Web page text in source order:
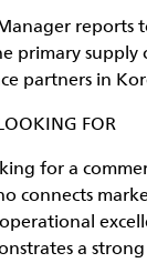
reports
primary
partners in
FOR
for a
connects
a